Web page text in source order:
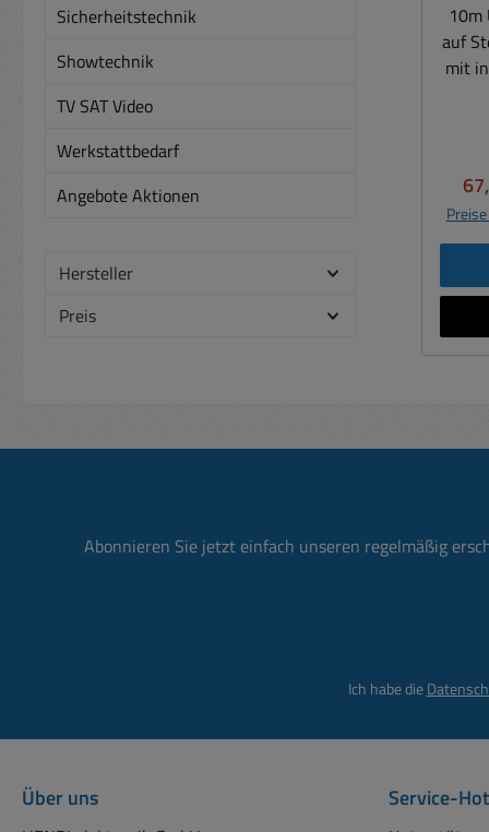
Sicherheitstechnik
Showtechnik
TV SAT Video
Werkstattbedarf
Angebote Aktionen
Hersteller
Preis
10m
auf Stecker
mit
20m
Abonnieren Sie jetzt einfach unseren regelmäßig
Ich habe die
Über uns Service-